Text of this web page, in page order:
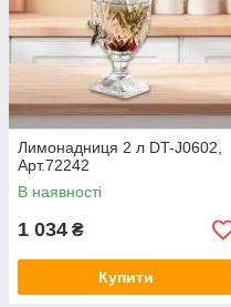
Лимонадниця 2 л DT-J0602,
Арт.72242
В наявності
1 034 ₴
Купити